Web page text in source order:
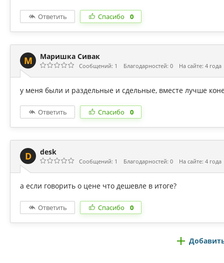
Ответить Спасибо 0
М Маришка Сивак
Сообщений: 1 Благодарностей: 0 На сайте: 4 года
у меня были и раздельные и сдельные, вместе лучше
Ответить Спасибо 0
D desk
Сообщений: 1 Благодарностей: 0 На сайте: 4 года
а если говорить о цене что дешевле в итоге?
Ответить Спасибо 0